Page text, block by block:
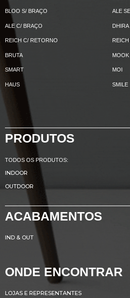
BLOO S/ BRAÇO ALE
ALE C/ BRAÇO DHIRA
REICH C/ RETORNO
BRUTA MOOK
SMART MOI
HAUS SMILE
PRODUTOS
TODOS OS PRODUTOS:
INDOOR
OUTDOOR
ACABAMENTOS
IND & OUT
ONDE ENCONTRAR
LOJAS E REPRESENTANTES